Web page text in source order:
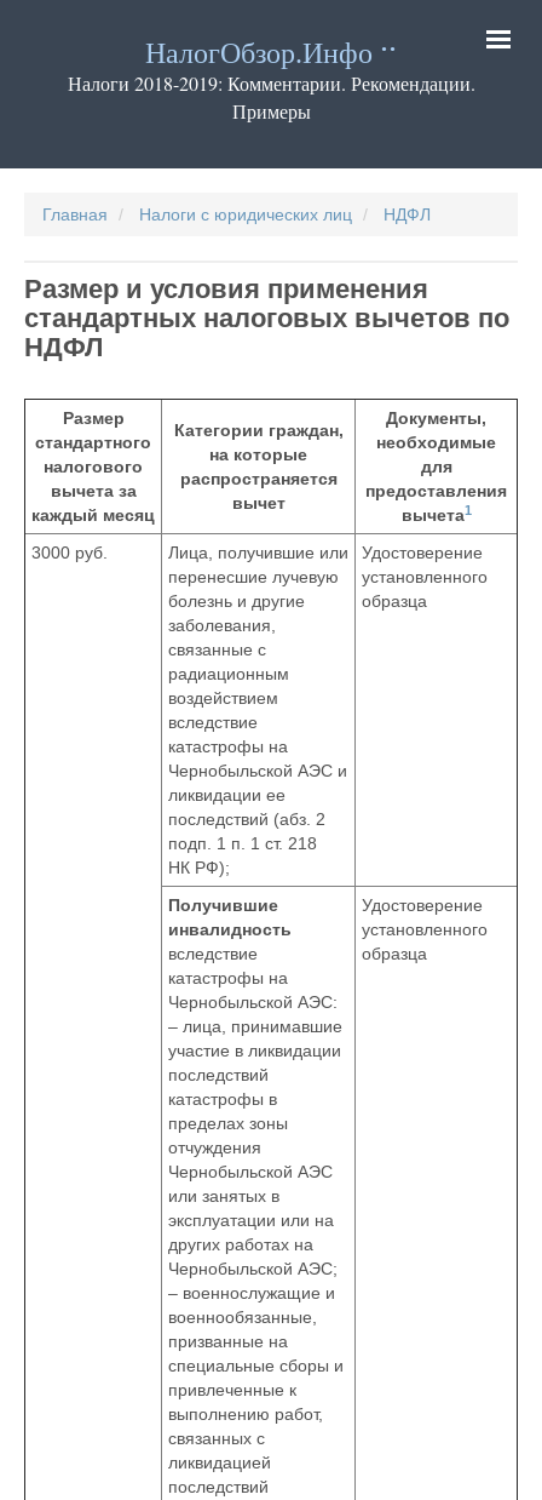
содержанию
НалогОбзор.Инфо
Налоги 2018-2019: Комментарии. Рекомендации.
Примеры
Главная Налоги с юридических лиц НДФЛ
Размер и условия применения
стандартных налоговых вычетов по
НДФЛ
Размер
стандартного
налогового
вычета за
каждый месяц
Категории граждан,
на которые
распространяется
вычет
Документы,
необходимые
для
предоставления
вычета1
3000 руб.
Лица, получившие или
перенесшие лучевую
болезнь и другие
заболевания,
связанные с
радиационным
воздействием
вследствие
катастрофы на
Чернобыльской АЭС и
ликвидации ее
последствий (абз. 2
подп. 1 п. 1 ст. 218
НК РФ);
Удостоверение
установленного
образца
Получившие
инвалидность
вследствие
катастрофы на
Чернобыльской АЭС:
– лица, принимавшие
участие в ликвидации
последствий
катастрофы в
пределах зоны
отчуждения
Чернобыльской АЭС
или занятых в
эксплуатации или на
других работах на
Чернобыльской АЭС;
– военнослужащие и
военнообязанные,
призванные на
специальные сборы и
привлеченные к
выполнению работ,
связанных с
ликвидацией
последствий
Удостоверение
установленного
образца